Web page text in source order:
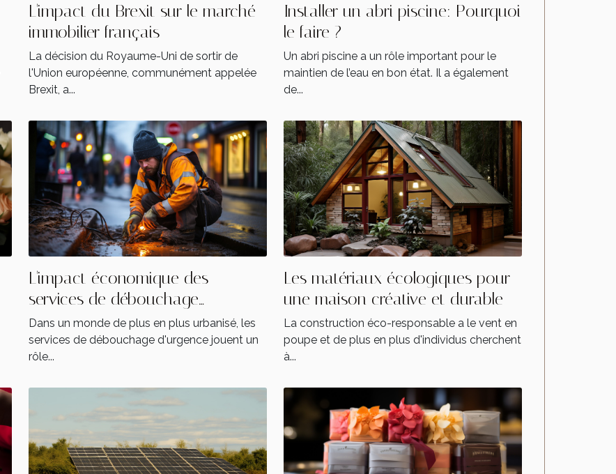
L'impact du Brexit sur le marché
immobilier français
La décision du Royaume-Uni de sortir de
l'Union européenne, communément appelée
Brexit, a...
Installer un abri piscine: Pourquoi
le faire ?
Un abri piscine a un rôle important pour le
maintien de l’eau en bon état. Il a également
de...
L'impact économique des
services de débouchage
d'urgence à Haren
Dans un monde de plus en plus urbanisé, les
services de débouchage d'urgence jouent un
rôle...
Les matériaux écologiques pour
une maison créative et durable
La construction éco-responsable a le vent en
poupe et de plus en plus d'individus cherchent
à...